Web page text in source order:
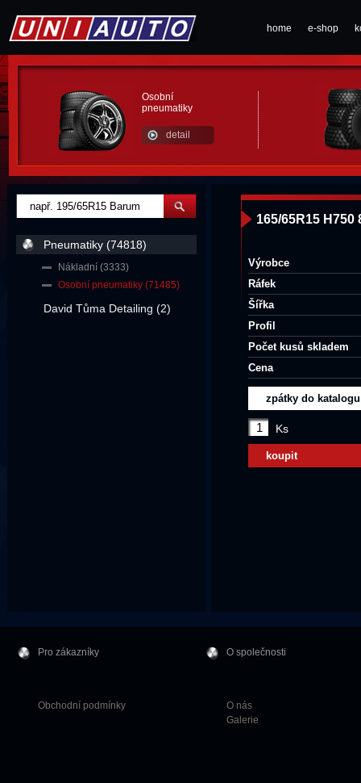
home e-shop
Osobní
pneumatiky
detail
165/65R15 H750
Výrobce
Ráfek
Šířka
Profil
Počet kusů skladem
Cena
zpátky do katalogu
Ks
koupit
Pneumatiky (74818)
Nákladní (3333)
Osobní pneumatiky (71485)
David Tůma Detailing (2)
Pro zákazníky
Obchodní podmínky
O společnosti
O nás
Galerie